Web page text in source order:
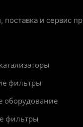
и сервис
фильтры
оборудование
фильтры